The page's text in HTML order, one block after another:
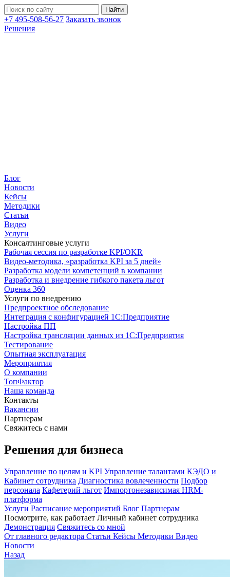
+7 495-508-56-27 Заказать звонок
Решения
Блог
Новости
Кейсы
Методики
Статьи
Видео
Услуги
Консалтинговые услуги
Рабочая сессия по разработке KPI/OKR
Видео-методика, «разработка KPI за 5 дней»
Разработка модели компетенций в компании
Разработка и внедрение гибкого пакета льгот
Оценка 360
Услуги по внедрению
Предпроектное обследование
Интеграция с конфигурацией 1С:Предприятие
Настройка ПП
Настройка трансляции данных из 1С:Предприятия
Тестирование
Опытная эксплуатация
Мероприятия
О компании
ТопФактор
Наша команда
Контакты
Вакансии
Партнерам
Свяжитесь с нами
Решения для бизнеса
Управление по целям и KPI Управление талантами КЭДО и
Кабинет сотрудника Диагностика вовлеченности Подбор
персонала Кафетерий льгот Импортонезависимая HRM-
платформа
Услуги Расписание мероприятий Блог Партнерам
Посмотрите, как работает Личный кабинет сотрудника
Демонстрация Свяжитесь со мной
От главного редактора Статьи Кейсы Методики Видео
Новости
Назад